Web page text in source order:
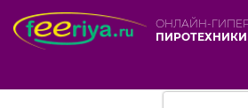
ОНЛАЙН-
ПИРОТЕХНИКИ